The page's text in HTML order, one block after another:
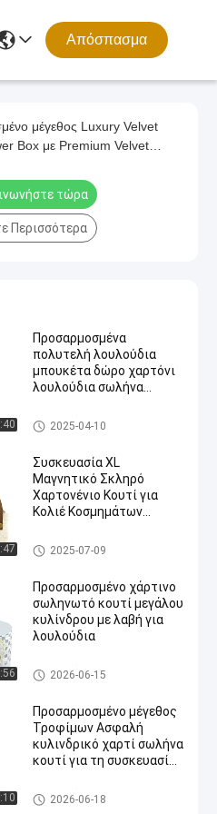
Απόσπασμα
μέγεθος Luxury Velvet
Box με Premium Velvet
τώρα
Περισσότερα
Προσαρμοσμένα
πολυτελή λουλούδια
μπουκέτα δώρο χαρτόνι
λουλούδια σωλήνα
κύλινδρο χειροτεχνικό
χαρτί κουτί για
συσκευάζοντας σωλήνες εγ
γράφου
2025-04-10
Συσκευασία XL
Μαγνητικό Σκληρό
Χαρτονένιο Κουτί για
Κολιέ Κοσμημάτων
Σχήμα Βιβλίου
Τυπωμένο κουτί συσκευασί
ας
2025-07-09
Προσαρμοσμένο χάρτινο
σωληνωτό κουτί μεγάλου
κυλίνδρου με λαβή για
λουλούδια
συσκευάζοντας σωλήνες εγ
γράφου
2026-06-15
Προσαρμοσμένο μέγεθος
Τροφίμων Ασφαλή
κυλινδρικό χαρτί σωλήνα
κουτί για τη συσκευασία
συσκευάζοντας σωλήνες εγ
γράφου
2026-06-18